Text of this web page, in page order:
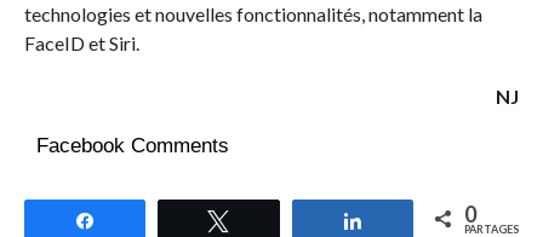
technologies et nouvelles fonctionnalités, notamment la
FaceID et Siri.
NJ
Facebook Comments
Partagez 0
PARTAGES